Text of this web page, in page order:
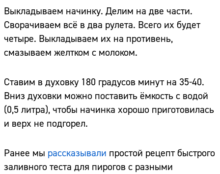
Выкладываем начинку. Делим на две части.
Сворачиваем всё в два рулета. Всего их будет
четыре. Выкладываем их на противень,
смазываем желтком с молоком.
Ставим в духовку 180 градусов минут на 35-40.
Вниз духовки можно поставить ёмкость с водой
(0,5 литра), чтобы начинка хорошо приготовилась
и верх не подгорел.
Ранее мы рассказывали простой рецепт быстрого
заливного теста для пирогов с разными